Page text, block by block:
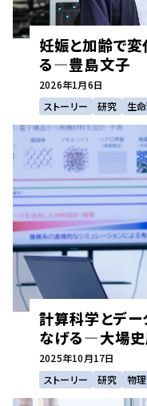
妊娠と加齢で
る—豊島文子
2026年1月6日
ストーリー
研究 生
計算科学とデ
なげる—大場
2025年10月17日
ストーリー
研究 物